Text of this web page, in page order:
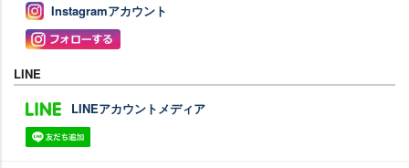
Instagramアカウント
LINE
LINEアカウントメディア